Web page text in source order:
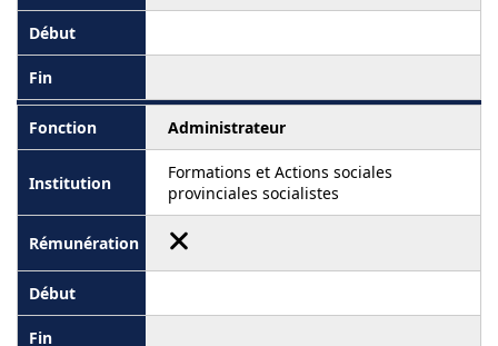
Administrateur
Formations et Actions sociales
provinciales socialistes